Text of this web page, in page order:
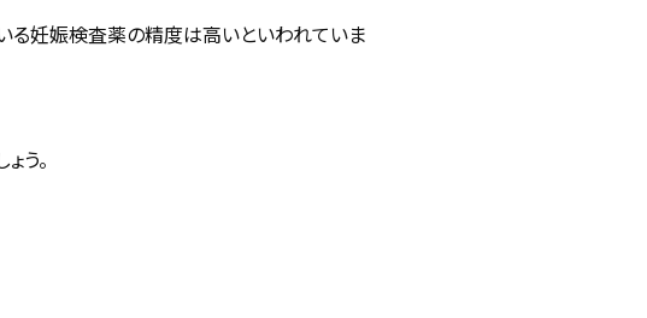
る妊娠検査薬の精度は高いといわれていま
う。